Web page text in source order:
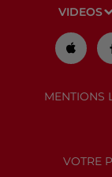
VIDEOS
MENTIONS
VOTRE